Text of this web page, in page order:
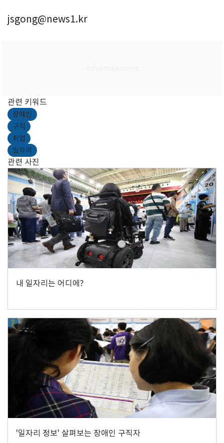
jsgong@news1.kr
관련 키워드
장애인
구직
취업
일자리
관련 사진
내 일자리는 어디에?
'일자리 정보' 살펴보는 장애인 구직자